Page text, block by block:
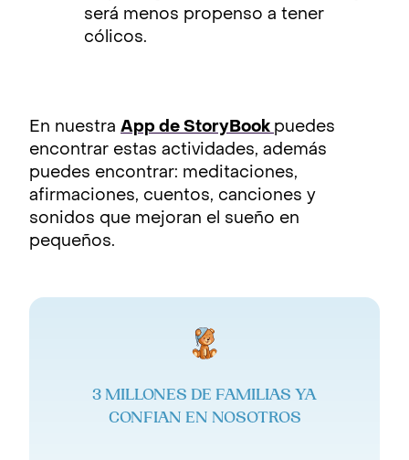
será menos propenso a tener
cólicos.
En nuestra App de StoryBook puedes
encontrar estas actividades, además
puedes encontrar: meditaciones,
afirmaciones, cuentos, canciones y
sonidos que mejoran el sueño en
pequeños.
3 MILLONES DE FAMILIAS YA
CONFIAN EN NOSOTROS